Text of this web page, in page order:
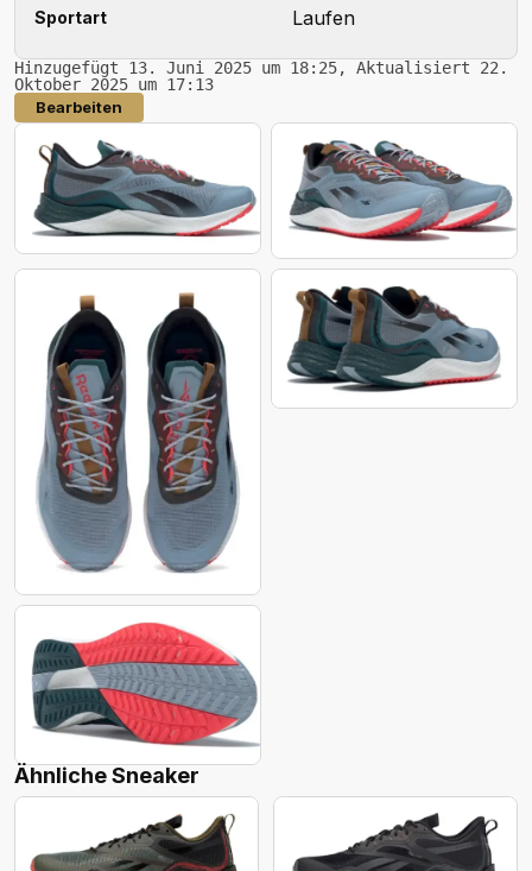
Sportart Laufen
Hinzugefügt 13. Juni 2025 um 18:25, Aktualisiert 22.
Oktober 2025 um 17:13
Bearbeiten
Ähnliche Sneaker